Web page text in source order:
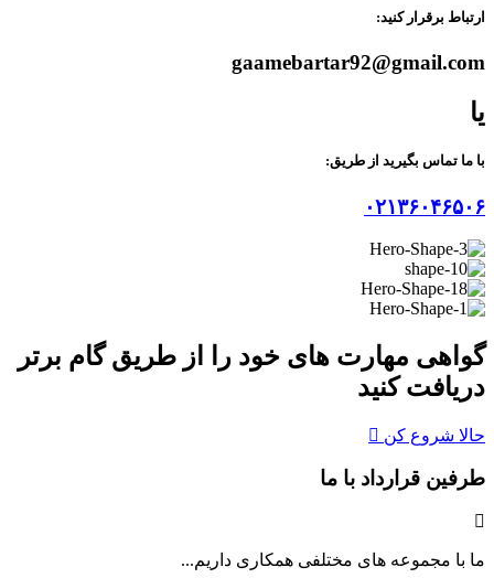
ارتباط برقرار کنید:
gaamebartar92@gmail.com
یا
با ما تماس بگیرید از طریق:
۰۲۱۳۶۰۴۶۵۰۶
گواهی مهارت های خود را از طریقگام برتر
دریافت کنید
حالا شروع کن
طرفین قرارداد با ما
ما با مجموعه های مختلفی همکاری داریم...